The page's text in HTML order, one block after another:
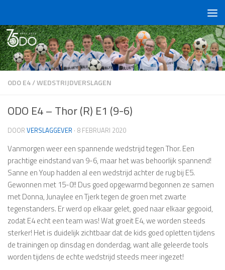
ODO E4/WEDSTRIJDVERSLAGEN
ODO E4 – Thor (R) E1 (9-6)
DOOR VERSLAGGEVER · 8 FEBRUARI 2020
Vanmorgen weer een spannende wedstrijd tegen Thor. Een
prachtige eindstand van 9-6, maar het was behoorlijk spannend!
Sanne en Youp hadden al een wedstrijd achter de rug bij E5.
Gewonnen met 15-0!! Dus goed opgewarmd begonnen ze samen
met Donna, Junaylee en Tjerk tegen de groen met zwarte
tegenstanders. Er werd op elkaar gelet, goed naar elkaar gegooid,
zodat E4 echt een team was! Wat groeit E4, we worden steeds
sterker! Het is duidelijk zichtbaar dat de kids goed opletten tijdens
de trainingen op dinsdag en donderdag, want alle geleerde tools
worden tijdens de echte wedstrijd steeds meer ingezet!